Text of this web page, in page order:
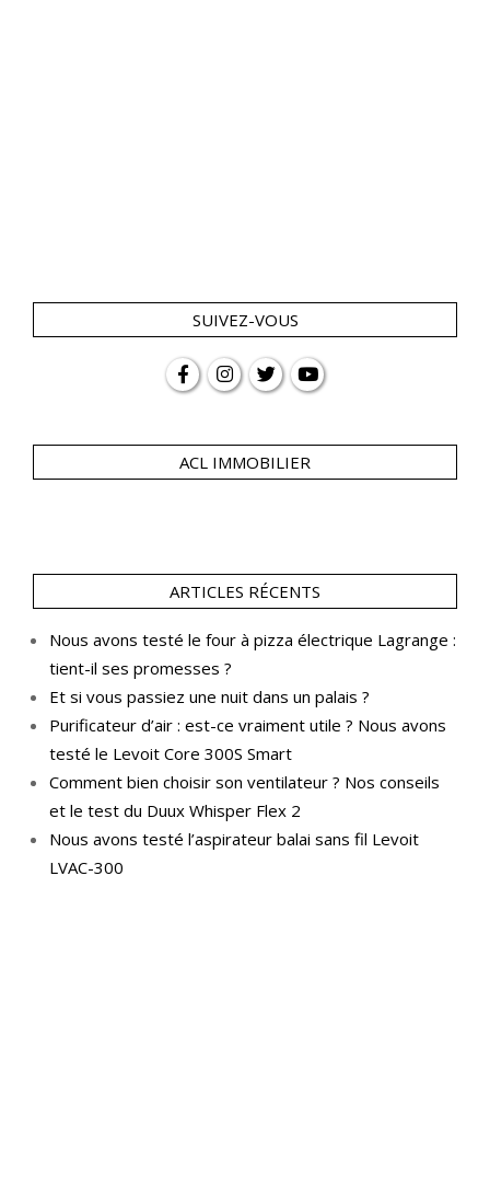
SUIVEZ-VOUS
ACL IMMOBILIER
ARTICLES RÉCENTS
Nous avons testé le four à pizza électrique Lagrange :
tient-il ses promesses ?
Et si vous passiez une nuit dans un palais ?
Purificateur d’air : est-ce vraiment utile ? Nous avons
testé le Levoit Core 300S Smart
Comment bien choisir son ventilateur ? Nos conseils
et le test du Duux Whisper Flex 2
Nous avons testé l’aspirateur balai sans fil Levoit
LVAC-300